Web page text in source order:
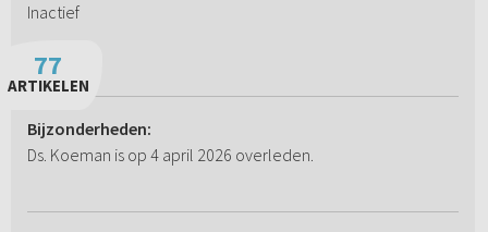
Inactief
77
ARTIKELEN
Bijzonderheden:
Ds. Koeman is op 4 april 2026 overleden.